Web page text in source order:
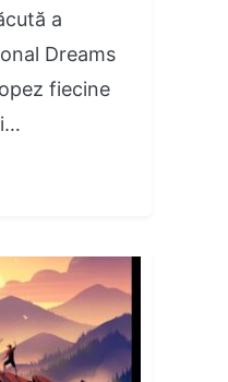
a
Dreams
fiecine